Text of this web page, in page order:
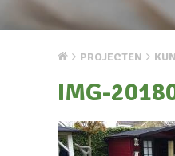
PROJECTEN
IMG-